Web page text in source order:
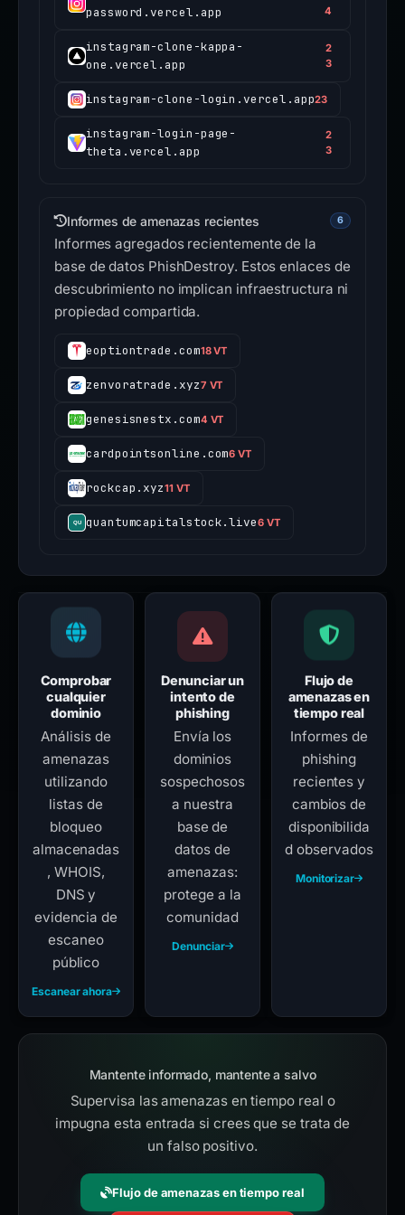
password.vercel.app
4
instagram-clone-kappa-
one.vercel.app
2
3
instagram-clone-login.vercel.app23
instagram-login-page-
theta.vercel.app
2
3
Informes de amenazas recientes 6
Informes agregados recientemente de la
base de datos PhishDestroy. Estos enlaces de
descubrimiento no implican infraestructura ni
propiedad compartida.
eoptiontrade.com18 VT
zenvoratrade.xyz7 VT
genesisnestx.com4 VT
cardpointsonline.com6 VT
rockcap.xyz11 VT
quantumcapitalstock.live6 VT
Comprobar
cualquier
dominio
Análisis de
amenazas
utilizando
listas de
bloqueo
almacenadas
, WHOIS,
DNS y
evidencia de
escaneo
público
Escanear ahora
Denunciar un
intento de
phishing
Envía los
dominios
sospechosos
a nuestra
base de
datos de
amenazas:
protege a la
comunidad
Denunciar
Flujo de
amenazas en
tiempo real
Informes de
phishing
recientes y
cambios de
disponibilida
d observados
Monitorizar
Mantente informado, mantente a salvo
Supervisa las amenazas en tiempo real o
impugna esta entrada si crees que se trata de
un falso positivo.
Flujo de amenazas en tiempo real